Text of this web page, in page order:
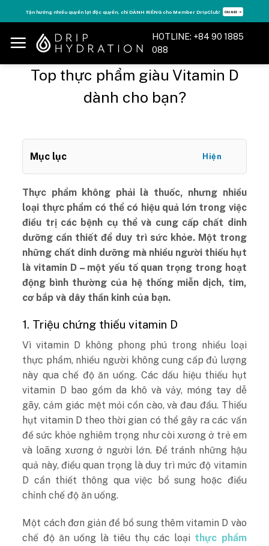
to
content
Tận hưởng nhiều quyền lợi độc quyền, chỉ DÀNH RIÊNG cho Member DripClub! Chi tiết ➝
HOTLINE: +84 90 1885
088
Top thực phẩm giàu Vitamin D
dành cho bạn?
Mục lục Hiện
Thực phẩm không phải là thuốc, nhưng nhiều
loại thực phẩm có thể có hiệu quả lớn trong việc
điều trị các bệnh cụ thể và cung cấp chất dinh
dưỡng cần thiết để duy trì sức khỏe. Một trong
những chất dinh dưỡng mà nhiều người thiếu hụt
là vitamin D – một yếu tố quan trọng trong hoạt
động bình thường của hệ thống miễn dịch, tim,
cơ bắp và dây thần kinh của bạn.
1. Triệu chứng thiếu vitamin D
Vì vitamin D không phong phú trong nhiều loại
thực phẩm, nhiều người không cung cấp đủ lượng
này qua chế độ ăn uống. Các dấu hiệu thiếu hụt
vitamin D bao gồm da khô và vảy, móng tay dễ
gãy, cảm giác mệt mỏi cồn cào, và đau đầu. Thiếu
hụt vitamin D theo thời gian có thể gây ra các vấn
đề sức khỏe nghiêm trọng như còi xương ở trẻ em
và loãng xương ở người lớn. Để tránh những hậu
quả này, điều quan trọng là duy trì mức độ vitamin
D cần thiết thông qua việc bổ sung hoặc điều
chỉnh chế độ ăn uống.
Một cách đơn giản để bổ sung thêm vitamin D vào
chế độ ăn uống là tiêu thụ các loại thực phẩm